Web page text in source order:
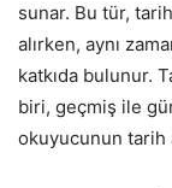
sunar. Bu tür,
alırken, aynı
katkıda bulunur.
biri, geçmiş ile
okuyucunun tarih